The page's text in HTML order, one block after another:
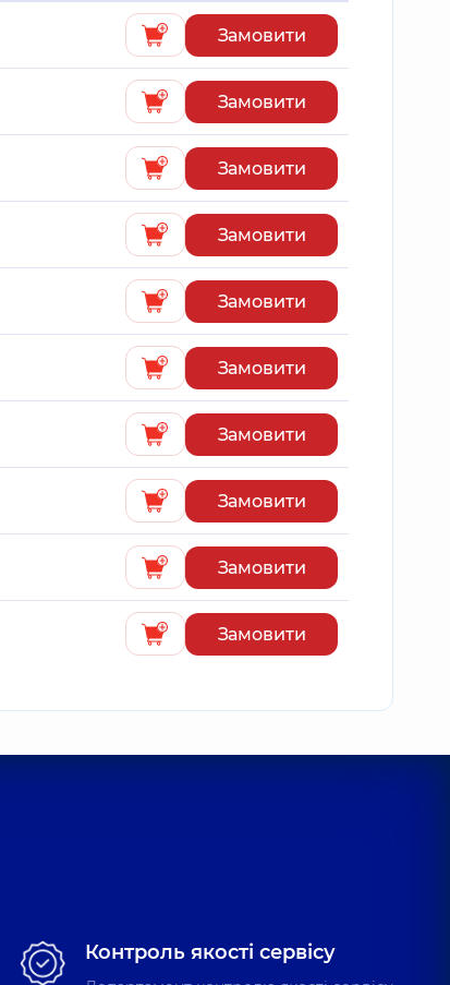
Замовити
Замовити
Замовити
Замовити
Замовити
Замовити
Замовити
Замовити
Замовити
Замовити
Контроль якості сервісу